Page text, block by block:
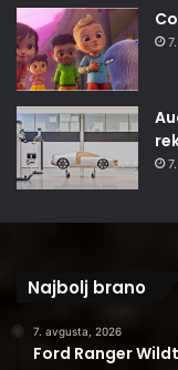
Najbolj brano
7. avgusta, 2026
Ford Ranger